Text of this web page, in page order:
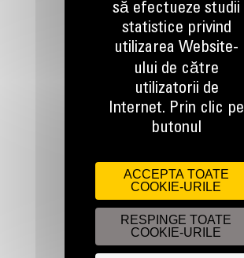
TINEM LEGATURA
Apelati-ne
Scrieti-ne
TRIMITETI O CERERE
să efectueze studii
statistice privind
utilizarea Website-
ului de către
utilizatorii de
Internet. Prin clic pe
butonul
ACCEPTA TOATE
COOKIE-URILE
RESPINGE TOATE
COOKIE-URILE